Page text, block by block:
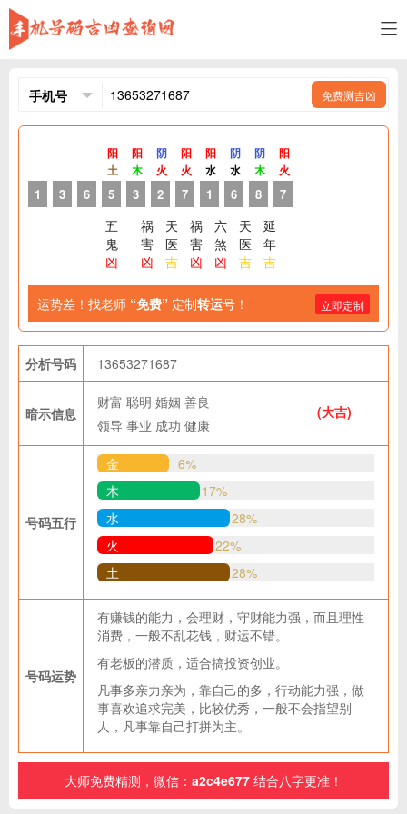
免费测吉凶
1 3 6
阳
土
5
阳
木
3
五
鬼
凶
阴
火
2
祸
害
凶
阳
火
7
天
医
吉
阳
水
1
祸
害
凶
阴
水
6
六
煞
凶
阴
木
8
天
医
吉
阳
火
7
延
年
吉
运势差！找老师 “免费” 定制转运号！ 立即定制
分析号码 13653271687
暗示信息
财富 聪明 婚姻 善良
领导 事业 成功 健康
(大吉)
号码五行
金
6%
木
17%
水
28%
火
22%
土
28%
号码运势
有赚钱的能力，会理财，守财能力强，而且理性
消费，一般不乱花钱，财运不错。
有老板的潜质，适合搞投资创业。
凡事多亲力亲为，靠自己的多，行动能力强，做
事喜欢追求完美，比较优秀，一般不会指望别
人，凡事靠自己打拼为主。
大师免费精测，微信： a2c4e677 结合八字更准！